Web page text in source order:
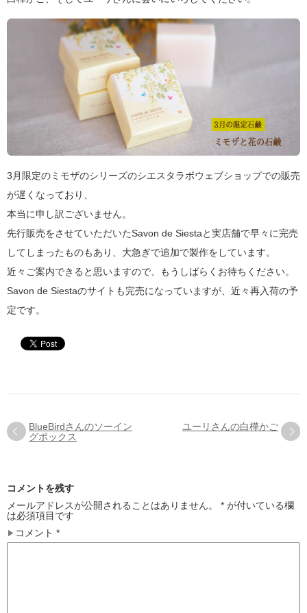
3月限定のミモザのシリーズのシエスタラボウェブショップでの販売
が遅くなっており、
本当に申し訳ございません。
先行販売をさせていただいたSavon de Siestaと実店舗で早々に完売
してしまったものもあり、大急ぎで追加で製作をしています。
近々ご案内できると思いますので、もうしばらくお待ちください。
Savon de Siestaのサイトも完売になっていますが、近々再入荷の予
定です。
BlueBirdさんのソーイン
グボックス
ユーリさんの白樺かご
コメントを残す
メールアドレスが公開されることはありません。
* が付いている欄
は必須項目です
コメント *